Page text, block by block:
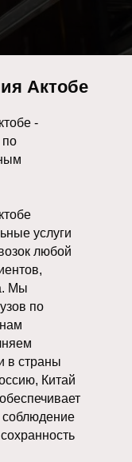
Актобе
-
по
услуги
любой
Мы
по
в страны
Китай
соблюдение